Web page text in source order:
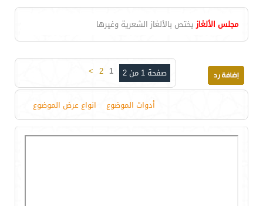
مجلس الألغاز يختص بالألغاز الشعرية وغيرها
صفحة 1 من 2 1
2
>
أدوات الموضوع انواع عرض الموضوع